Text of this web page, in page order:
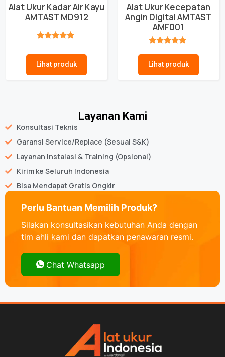
Alat Ukur Kadar Air Kayu
AMTAST MD912
Lihat produk
Alat Ukur Kecepatan
Angin Digital AMTAST
AMF001
Lihat produk
Layanan Kami
Konsultasi Teknis
Garansi Service/Replace (Sesuai S&K)
Layanan Instalasi & Training (Opsional)
Kirim ke Seluruh Indonesia
Bisa Mendapat Gratis Ongkir
Perlu Bantuan Memilih Produk?
Silakan konsultasikan kebutuhan Anda dengan
tim ahli kami dan dapatkan penawaran resmi.
Chat Whatsapp